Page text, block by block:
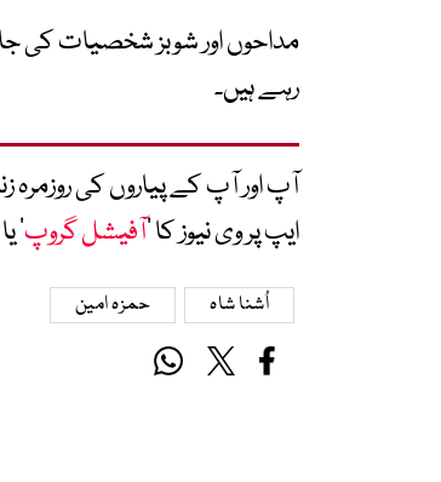
مداحوں اور شوبز شخصیات کی
رہے ہیں۔
آپ اور آپ کے پیاروں کی
ایپ پر وی نیوز کا ’آفیشل گروپ‘
اُشنا شاہ حمزہ امین